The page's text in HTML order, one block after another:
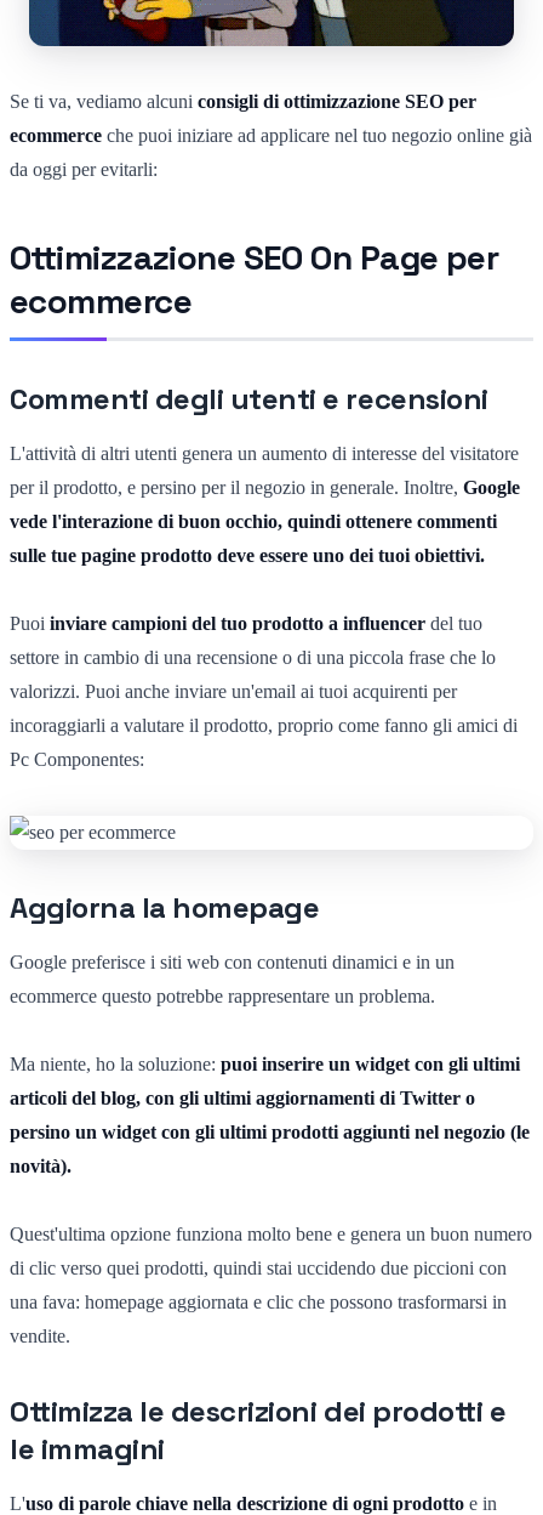
Se ti va, vediamo alcuni consigli di ottimizzazione SEO per
ecommerce che puoi iniziare ad applicare nel tuo negozio online già
da oggi per evitarli:
Ottimizzazione SEO On Page per
ecommerce
Commenti degli utenti e recensioni
L'attività di altri utenti genera un aumento di interesse del visitatore
per il prodotto, e persino per il negozio in generale. Inoltre, Google
vede l'interazione di buon occhio, quindi ottenere commenti
sulle tue pagine prodotto deve essere uno dei tuoi obiettivi.
Puoi inviare campioni del tuo prodotto a influencer del tuo
settore in cambio di una recensione o di una piccola frase che lo
valorizzi. Puoi anche inviare un'email ai tuoi acquirenti per
incoraggiarli a valutare il prodotto, proprio come fanno gli amici di
Pc Componentes:
Aggiorna la homepage
Google preferisce i siti web con contenuti dinamici e in un
ecommerce questo potrebbe rappresentare un problema.
Ma niente, ho la soluzione: puoi inserire un widget con gli ultimi
articoli del blog, con gli ultimi aggiornamenti di Twitter o
persino un widget con gli ultimi prodotti aggiunti nel negozio (le
novità).
Quest'ultima opzione funziona molto bene e genera un buon numero
di clic verso quei prodotti, quindi stai uccidendo due piccioni con
una fava: homepage aggiornata e clic che possono trasformarsi in
vendite.
Ottimizza le descrizioni dei prodotti e
le immagini
L'uso di parole chiave nella descrizione di ogni prodotto e in